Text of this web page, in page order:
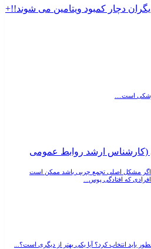
دچار کمبود ویتامین می شوند!!+
(کارشناس ارشد روابط عمومی
اگر مشکل اصلی تجمع چربی باشد ممکن است
که افتادگی پوس...
باید انتخاب کرد؟ آیا یکی بهتر از دیگری است؟...